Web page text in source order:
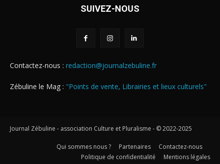
SUIVEZ-NOUS
Contactez-nous : redaction@journalzebuline.fr
Zébuline le Mag : "Points de vente, Librairies et lieux culturels"
Journal Zébuline - association Culture et Pluralisme - © 2022-2025
Qui sommes nous ? Partenaires
Contactez-nous
Politique de confidentialité
Mentions légales